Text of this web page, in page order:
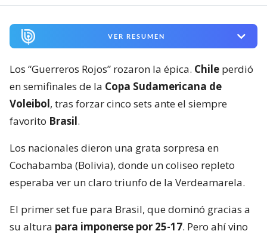
VER RESUMEN
Los “Guerreros Rojos” rozaron la épica. Chile perdió
en semifinales de la Copa Sudamericana de
Voleibol, tras forzar cinco sets ante el siempre
favorito Brasil.
Los nacionales dieron una grata sorpresa en
Cochabamba (Bolivia), donde un coliseo repleto
esperaba ver un claro triunfo de la Verdeamarela.
El primer set fue para Brasil, que dominó gracias a
su altura para imponerse por 25-17. Pero ahí vino